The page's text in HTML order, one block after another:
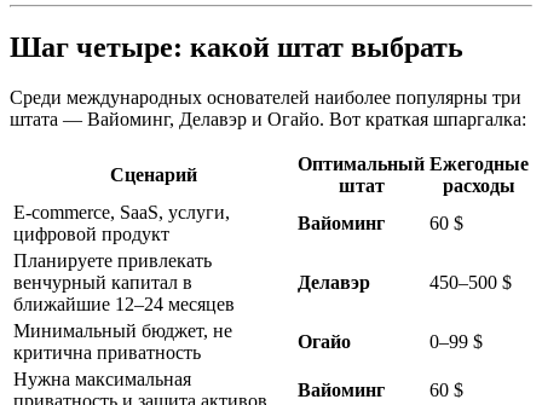
Шаг четыре: какой штат выбрать
Среди международных основателей наиболее популярны три
штата — Вайоминг, Делавэр и Огайо. Вот краткая шпаргалка:
Сценарий
Оптимальный
штат
Ежегодные
расходы
E-commerce, SaaS, услуги,
цифровой продукт
Вайоминг
60 $
Планируете привлекать
венчурный капитал в
ближайшие 12–24 месяцев
Делавэр 450–500 $
Минимальный бюджет, не
критична приватность
Огайо
0–99 $
Нужна максимальная
Вайоминг 60 $